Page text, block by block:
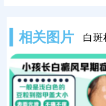
相关图片 白斑